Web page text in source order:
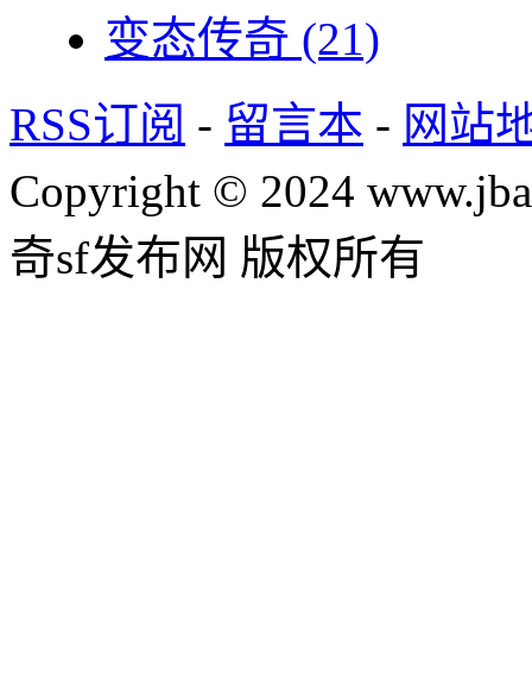
变态传奇 (21)
RSS订阅 - 留言本 - 网站
Copyright © 2024
奇sf发布网 版权所有